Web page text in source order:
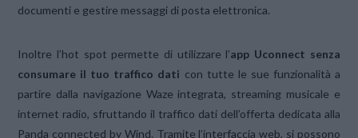
documenti e gestire messaggi di posta elettronica.
Inoltre l’hot spot permette di utilizzare l’app Uconnect senza
consumare il tuo traffico dati con tutte le sue funzionalità a
partire dalla navigazione Waze integrata, streaming musicale e
internet radio, sfruttando il traffico dati dell’offerta dedicata alla
Panda connected by Wind. Tramite l’interfaccia web, si possono